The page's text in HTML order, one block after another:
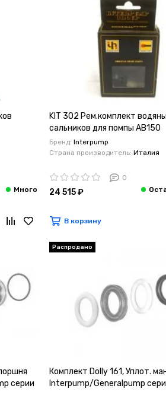
KIT 302 Рем.комплект
сальников для помпы AB150
Бренд: Interpump
Страна производитель: Италия
0
24 515 ₽
В корзину
серии
Распродано
Комплект Dolly 161, Уплот.
Interpump/Generalpump